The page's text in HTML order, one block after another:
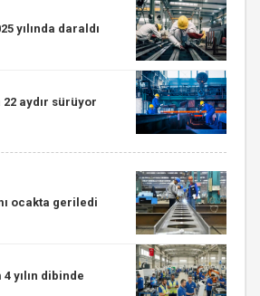
yılında daraldı
aydır sürüyor
ocakta geriledi
yılın dibinde